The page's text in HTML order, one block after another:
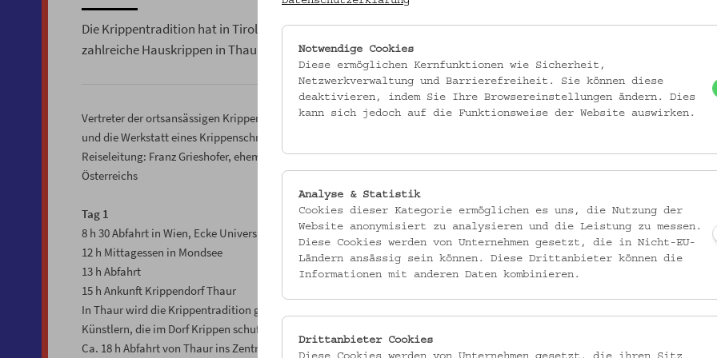
Die Krippentradition hat in Tirol einen hohen Stellenwert. Bei einer Exkursion des Vereins für Volkskunde
zahlreiche Hauskrippen in Thaur, Inzing und Axams.
Vertreter der ortsansässigen Krippenvereine erzählen über ihre Krippen. Wir besuchen die Kirchenkrippen in den jeweiligen
und die Werkstatt eines Krippenschnitzers. Auch die Krippensammlung des Innsbrucker Volkskunstmuseums steht auf dem
Reiseleitung: Franz Grieshofer, ehemaliger Direktor des Volkskundemuseums und Vorsitzender des Verbands der Krippenfreunde
Österreichs
Tag 1
8 h 30 Abfahrt in Wien, Ecke Universitätsring/Rathausplatz
12 h Mittagessen in Mondsee
13 h Abfahrt
15 h Ankunft Krippendorf Thaur
In Thaur wird die Krippentradition großgeschrieben. Fast in jedem Haus findet sich eine Weihnachtskrippe. Unter den zahlreichen
Künstlern, die im Dorf Krippen schufen, ragen besonders die Werke der Familie Giner hervor.
Ca. 18 h Abfahrt von Thaur ins Zentrum von Innsbruck
Notwendige Cookies
Diese ermöglichen Kernfunktionen wie Sicherheit,
Netzwerkverwaltung und Barrierefreiheit. Sie können diese
deaktivieren, indem Sie Ihre Browsereinstellungen ändern. Dies
kann sich jedoch auf die Funktionsweise der Website auswirken.
Analyse & Statistik
Cookies dieser Kategorie ermöglichen es uns, die Nutzung der
Website anonymisiert zu analysieren und die Leistung zu messen.
Diese Cookies werden von Unternehmen gesetzt, die in Nicht-EU-
Ländern ansässig sein können. Diese Drittanbieter können die
Informationen mit anderen Daten kombinieren.
Drittanbieter Cookies
Diese Cookies werden von Unternehmen gesetzt, die ihren Sitz